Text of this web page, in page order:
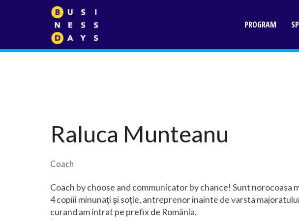
PROGRAM
Raluca Munteanu
Coach
Coach by choose and communicator by chance! Sunt norocoasa
4 copiii minunați și soție, antreprenor inainte de varsta
curand am intrat pe prefix de România.